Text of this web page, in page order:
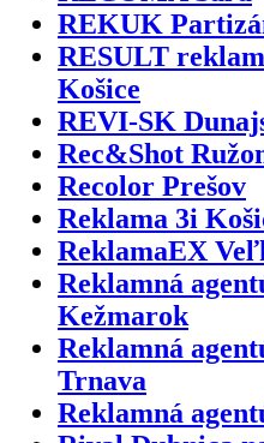
REKUK
RESULT
Košice
REVI-SK
Rec&Shot
Recolor Prešov
Reklama 3i
ReklamaEX
Reklamná
Kežmarok
Reklamná
Trnava
Reklamná